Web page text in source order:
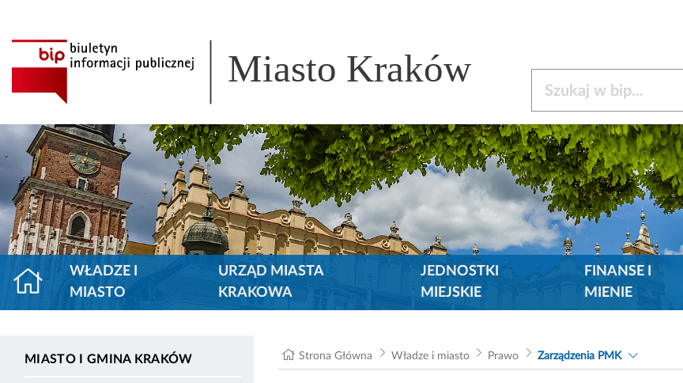
Miasto Kraków
WŁADZE I
MIASTO
URZĄD MIASTA
KRAKOWA
JEDNOSTKI
MIEJSKIE
FINANSE I
MIENIE
MIASTO I GMINA KRAKÓW Strona Główna Władze i miasto Prawo Zarządzenia PMK